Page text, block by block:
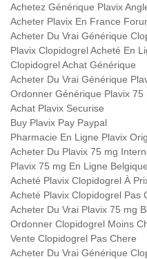
Achetez Générique Plavix
Acheter Plavix En France
Acheter Du Vrai Générique
Plavix Clopidogrel Acheté En
Clopidogrel Achat Générique
Acheter Du Vrai Générique
Ordonner Générique Plavix 75
Achat Plavix Securise
Buy Plavix Pay Paypal
Pharmacie En Ligne Plavix
Acheter Du Plavix 75 mg
Plavix 75 mg En Ligne Belgique
Acheté Plavix Clopidogrel À
Acheté Plavix Clopidogrel Pas
Acheter Du Vrai Plavix 75 mg
Ordonner Clopidogrel Moins
Vente Clopidogrel Pas Chere
Acheter Du Vrai Générique